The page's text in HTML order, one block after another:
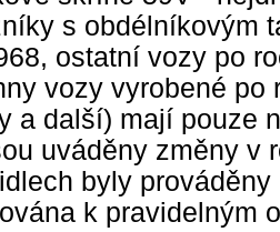
s obdélníkovým
ostatní vozy po
vozy vyrobené po
a další) mají pouze
uváděny změny v
byly
k pravidelným